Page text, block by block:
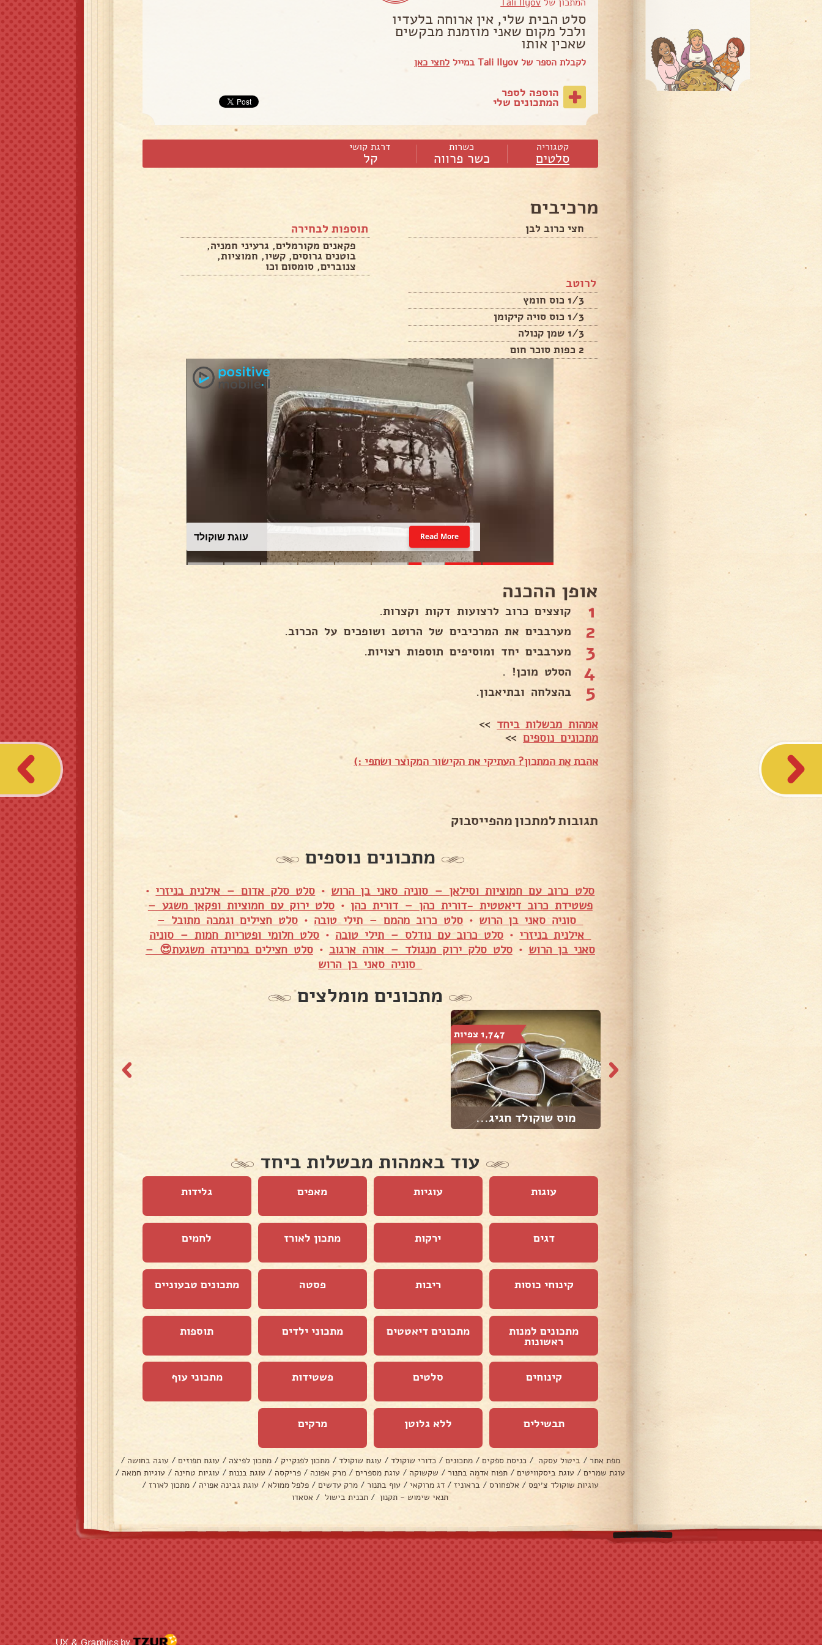
סלט הבית שלי, אין ארוחה בלעדיו
ולכל מקום שאני מוזמנת מבקשים
שאכין אותו
לקבלת הספר של Tali Ilyov במייל לחצי כאן
הוספה לספר
המתכונים שלי
קטגוריה
סלטים
כשרות
כשר פרווה
דרגת קושי
קל
מרכיבים
חצי כרוב לבן תוספות לבחירה
פקאנים מקורמלים, גרעיני חמניה,
בוטנים גרוסים, קשיו, חמוציות,
צנוברים, סומסום וכו
לרוטב
1/3 כוס חומץ
1/3 כוס סויה קיקומן
1/3 שמן קנולה
2 כפות סוכר חום
עוגת שוקולד Read More
אופן ההכנה
1 קוצצים כרוב לרצועות דקות וקצרות.
2 מערבבים את המרכיבים של הרוטב ושופכים על הכרוב.
3 מערבבים יחד ומוסיפים תוספות רצויות.
4 הסלט מוכן! .
5 בהצלחה ובתיאבון.
אמהות מבשלות ביחד >>
מתכונים נוספים>>
אהבת את המתכון? העתיקי את הקישור המקוצר ושתפי :)
תגובות למתכון מהפייסבוק
מתכונים נוספים
סלט כרוב עם חמוציות וסילאן – סוניה סאני בן הרוש • סלט סלק אדום – אילנית בניזרי •
פשטידת כרוב דיאטטית -דורית כהן – דורית כהן •סלט ירוק עם חמוציות ופקאן משגע –
סוניה סאני בן הרוש • סלט כרוב מהמם – תילי טובה • סלט חצילים וגמבה מתובל –
אילנית בניזרי • סלט כרוב עם נודלס – תילי טובה • סלט חלומי ופטריות חמות – סוניה
סאני בן הרוש •סלט סלק ירוק מנגולד – אורה ארגוב •סלט חצילים במרינדה משגעת😍 –
סוניה סאני בן הרוש
מתכונים מומלצים
1,747 צפיות
מוס שוקולד חגיג...
עוד באמהות מבשלות ביחד
עוגות עוגיות מאפים גלידות
דגים ירקות מתכון לאורז לחמים
קינוחי כוסות ריבות פסטה מתכונים טבעוניים
מתכונים למנות
ראשונות
מתכונים דיאטטים מתכוני ילדים תוספות
קינוחים סלטים פשטידות מתכוני עוף
תבשילים ללא גלוטן מרקים
מפת אתר / ביטול עסקה / כניסת ספקים / מתכונים / כדורי שוקולד / עוגת שוקולד / מתכון לפנקייק / מתכון לפיצה / עוגת תפוזים / עוגה בחושה /
עוגת שמרים / עוגת ביסקוויטים / תפוח אדמה בתנור / שקשוקה / עוגת מספרים / מרק אפונה / פריקסה / עוגת בננות / עוגיות טחינה / עוגיות חמאה /
עוגיות שוקולד צ׳יפס / אלפחורס / בראוניז / דג מרוקאי / עוף בתנור / מרק עדשים / פלפל ממולא / עוגת גבינה אפויה / מתכון לאורז /
תנאי שימוש - תקנון / תכנית בישול / אסאדו